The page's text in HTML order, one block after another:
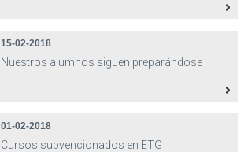
15-02-2018
Nuestros alumnos siguen preparándose
01-02-2018
Cursos subvencionados en ETG